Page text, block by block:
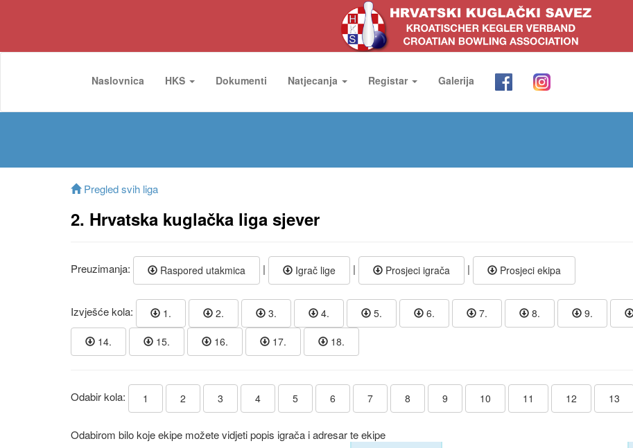
Naslovnica HKS Dokumenti Natjecanja Registar Galerija
Pregled svih liga
2. Hrvatska kuglačka liga sjever
Preuzimanja: Raspored utakmica | Igrač lige | Prosjeci igrača | Prosjeci ekipa
Izvješće kola: 1. 2. 3. 4. 5. 6. 7. 8. 9.
14. 15. 16. 17. 18.
Odabir kola: 1 2 3 4 5 6 7 8 9 10 11 12 13
Odabirom bilo koje ekipe možete vidjeti popis igrača i adresar te ekipe